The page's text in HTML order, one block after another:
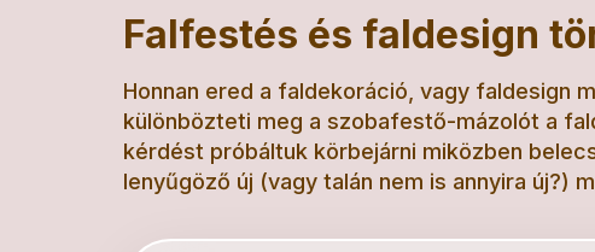
Falfestés és faldesign
Honnan ered a faldekoráció, vagy faldesign
különbözteti meg a szobafestő-mázolót a
kérdést próbáltuk körbejárni miközben
lenyűgöző új (vagy talán nem is annyira új?)